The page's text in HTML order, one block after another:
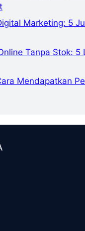
Marketing: 5
Tanpa Stok: 5
Mendapatkan